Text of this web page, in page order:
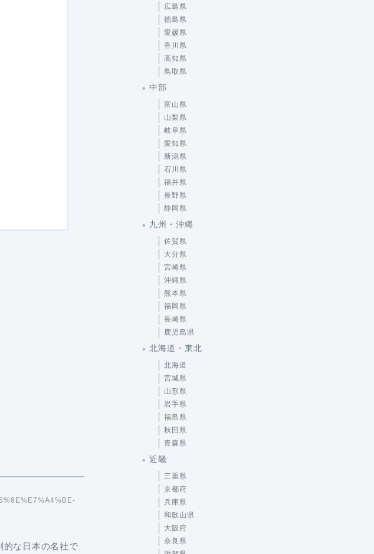
的な日本の名社で
広島県
徳島県
愛媛県
香川県
高知県
鳥取県
中部
富山県
山梨県
岐阜県
愛知県
新潟県
石川県
福井県
長野県
静岡県
九州・沖縄
佐賀県
大分県
宮崎県
沖縄県
熊本県
福岡県
長崎県
鹿児島県
北海道・東北
北海道
宮城県
山形県
岩手県
福島県
秋田県
青森県
近畿
三重県
京都府
兵庫県
和歌山県
大阪府
奈良県